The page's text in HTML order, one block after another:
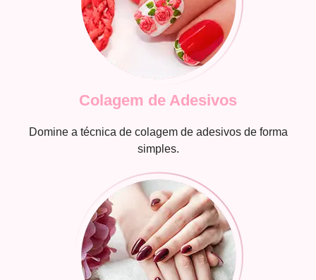
Colagem de Adesivos
Domine a técnica de colagem de adesivos de forma
simples.